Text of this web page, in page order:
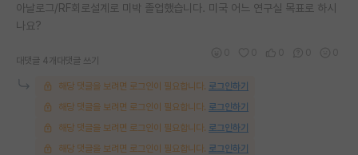
아날로그/RF회로설계로 미박 졸업했습니다. 미국 어느 연구실 목표로 하시
나요?
대댓글 4개 대댓글 쓰기
해당 댓글을 보려면 로그인이 필요합니다. 로그인하기
해당 댓글을 보려면 로그인이 필요합니다. 로그인하기
해당 댓글을 보려면 로그인이 필요합니다. 로그인하기
해당 댓글을 보려면 로그인이 필요합니다. 로그인하기